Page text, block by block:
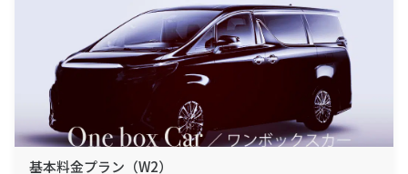
基本料金プラン（W2）